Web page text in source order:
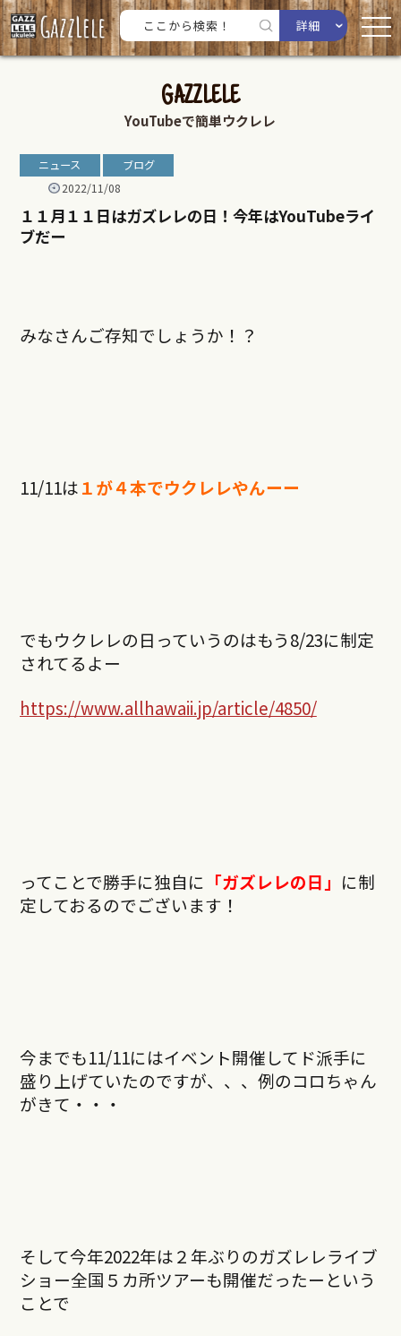
詳細
GAZZLELE
YouTubeで簡単ウクレレ
ニュース
ブログ
2022/11/08
１１月１１日はガズレレの日！今年はYouTubeライ
ブだー
みなさんご存知でしょうか！？
11/11は１が４本でウクレレやんーー
でもウクレレの日っていうのはもう8/23に制定
されてるよー
https://www.allhawaii.jp/article/4850/
ってことで勝手に独自に 「ガズレレの日」 に制
定しておるのでございます！
今までも11/11にはイベント開催してド派手に
盛り上げていたのですが、、、例のコロちゃん
がきて・・・
そして今年2022年は２年ぶりのガズレレライブ
ショー全国５カ所ツアーも開催だったーという
ことで